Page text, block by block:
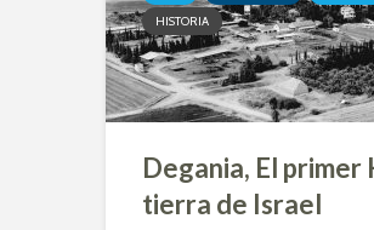
HISTORIA
Degania, El primer
tierra de Israel